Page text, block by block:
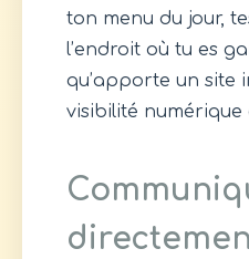
ton menu du jour,
l’endroit où tu es
qu’apporte un site
visibilité